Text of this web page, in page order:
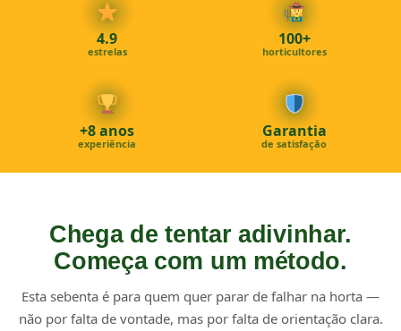
4.9
estrelas
100+
horticultores
+8 anos
experiência
Garantia
de satisfação
Chega de tentar adivinhar.
Começa com um método.
Esta sebenta é para quem quer parar de falhar na horta —
não por falta de vontade, mas por falta de orientação clara.